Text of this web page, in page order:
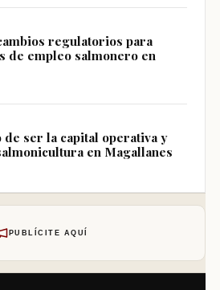
regulatorios para
de empleo salmonero en
de ser la capital operativa y
en Magallanes
PUBLÍCITE AQUÍ